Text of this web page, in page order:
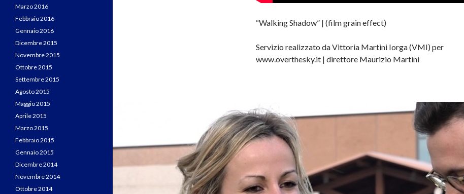
“Walking Shadow” | (film grain effect)
Servizio realizzato da Vittoria Martini Iorga (VMI) per
www.overthesky.it | direttore Maurizio Martini
Marzo 2016
Febbraio 2016
Gennaio 2016
Dicembre 2015
Novembre 2015
Ottobre 2015
Settembre 2015
Agosto 2015
Maggio 2015
Aprile 2015
Marzo 2015
Febbraio 2015
Gennaio 2015
Dicembre 2014
Novembre 2014
Ottobre 2014